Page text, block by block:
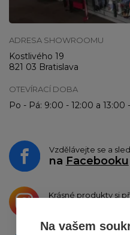
ADRESA SHOWROOMU
Kostlivého 19
821 03 Bratislava
OTEVÍRACÍ DOBA
Po - Pá: 9:00 - 12:00 a 13:00
Vzdělávejte se a
na Facebooku
Krásné produkty si
Na vašem